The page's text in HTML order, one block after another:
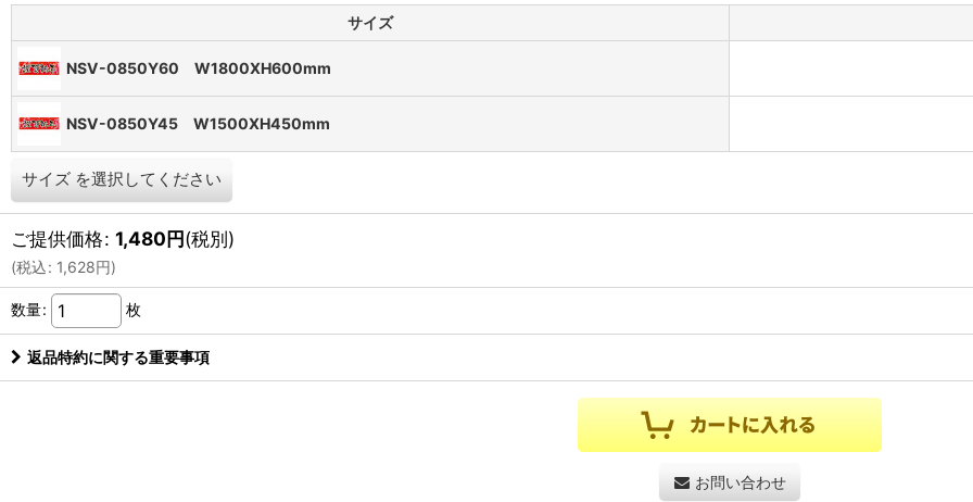
サイズ
NSV-0850Y60 W1800XH600mm
NSV-0850Y45 W1500XH450mm
サイズ を選択してください
ご提供価格: 1,480円(税別)
(税込: 1,628円)
数量: 枚
返品特約に関する重要事項
お問い合わせ